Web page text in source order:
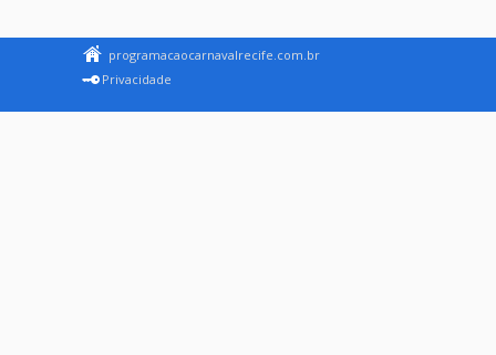
programacaocarnavalrecife.com.br
Privacidade